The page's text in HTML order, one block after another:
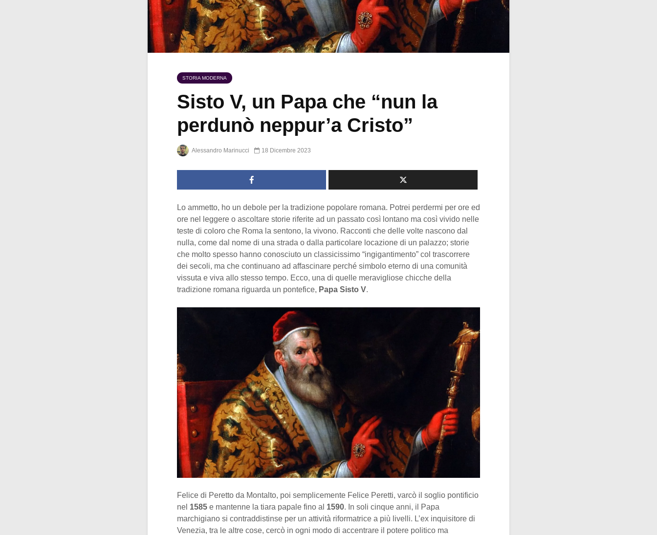
STORIA MODERNA
Sisto V, un Papa che “nun la
perdunò neppur’a Cristo”
Alessandro Marinucci 18 Dicembre 2023
Lo ammetto, ho un debole per la tradizione popolare romana. Potrei perdermi per ore ed
ore nel leggere o ascoltare storie riferite ad un passato così lontano ma così vivido nelle
teste di coloro che Roma la sentono, la vivono. Racconti che delle volte nascono dal
nulla, come dal nome di una strada o dalla particolare locazione di un palazzo; storie
che molto spesso hanno conosciuto un classicissimo “ingigantimento” col trascorrere
dei secoli, ma che continuano ad affascinare perché simbolo eterno di una comunità
vissuta e viva allo stesso tempo. Ecco, una di quelle meravigliose chicche della
tradizione romana riguarda un pontefice, Papa Sisto V.
Felice di Peretto da Montalto, poi semplicemente Felice Peretti, varcò il soglio pontificio
nel 1585 e mantenne la tiara papale fino al 1590. In soli cinque anni, il Papa
marchigiano si contraddistinse per un attività riformatrice a più livelli. L’ex inquisitore di
Venezia, tra le altre cose, cercò in ogni modo di accentrare il potere politico ma